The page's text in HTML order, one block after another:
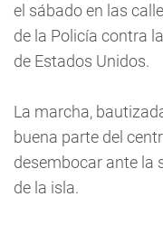
el sábado en las
de la Policía contra
de Estados Unidos.
La marcha,
buena parte del
desembocar ante la
de la isla.